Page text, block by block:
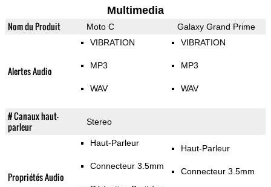
Multimedia
Nom du Produit Moto C Galaxy Grand Prime
Alertes Audio
VIBRATION
MP3
WAV
VIBRATION
MP3
WAV
# Canaux haut-
parleur
Stereo
Propriétés Audio
Haut-Parleur
Connecteur 3.5mm
Haut-Parleur
Connecteur 3.5mm